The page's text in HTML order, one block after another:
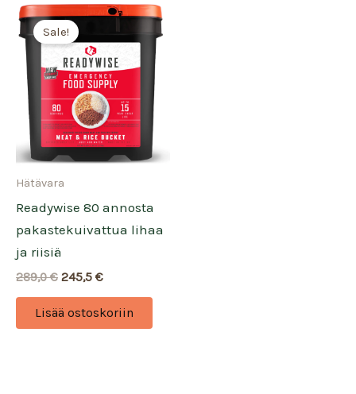
Sale!
Hätävara
Readywise 80 annosta
pakastekuivattua lihaa
ja riisiä
289,0€ Alkuperäinen
oli:
289,0 €.
245,5 €Nykyinen
245,5 €.
Lisää ostoskoriin